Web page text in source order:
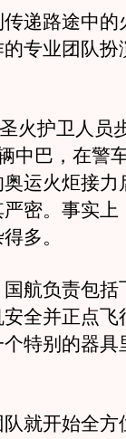
递路途中的
专业团队扮
护卫人员
中巴，在警
运火炬接力
密。事实上
多。
航负责包括
全并正点飞
特别的器具
就开始全方